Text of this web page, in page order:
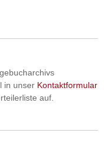
in unser Kontaktformular
auf.